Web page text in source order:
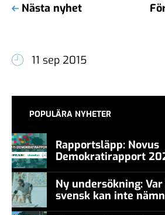
Nästa nyhet
11 sep 2015
POPULÄRA NYHETER
Rapportsläpp: Novus
Demokratirapport
Ny undersökning:
svensk kan inte
levande konstnär